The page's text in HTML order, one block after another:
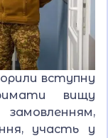
вступну
вищу
участь у